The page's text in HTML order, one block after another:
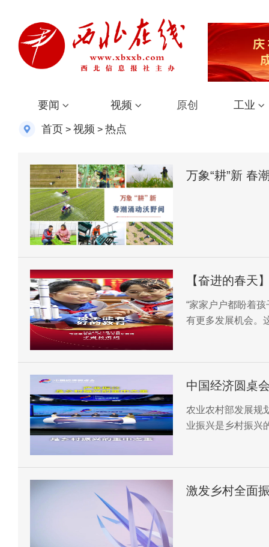
要闻 视频 原创 工业
首页 > 视频 > 热点
万象“耕”新 春
【奋进的春天
“家家户户都盼着
有更多发展机会。
中国经济圆桌
农业农村部发展规
业振兴是乡村振兴
激发乡村全面